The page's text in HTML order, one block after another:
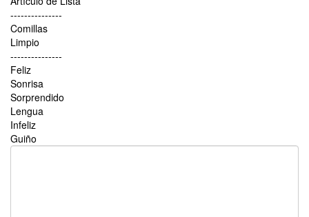
---------------
Comillas
Limpio
---------------
Feliz
Sonrisa
Sorprendido
Lengua
Infeliz
Guiño